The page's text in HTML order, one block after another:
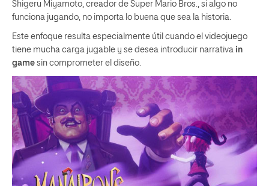
Shigeru Miyamoto, creador de Super Mario Bros., si algo no
funciona jugando, no importa lo buena que sea la historia.
Este enfoque resulta especialmente útil cuando el videojuego
tiene mucha carga jugable y se desea introducir narrativa in
game sin comprometer el diseño.